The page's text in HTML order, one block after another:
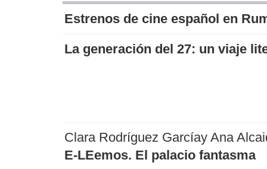
Estrenos de cine español en
La generación del 27: un viaje
Clara Rodríguez Garcíay Ana
E-LEemos. El palacio fantasma